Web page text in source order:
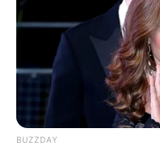
(foto:
10. Dibalik suksesnya
ternyata ia harus
Taiwan dan Australia
BUZZDAY